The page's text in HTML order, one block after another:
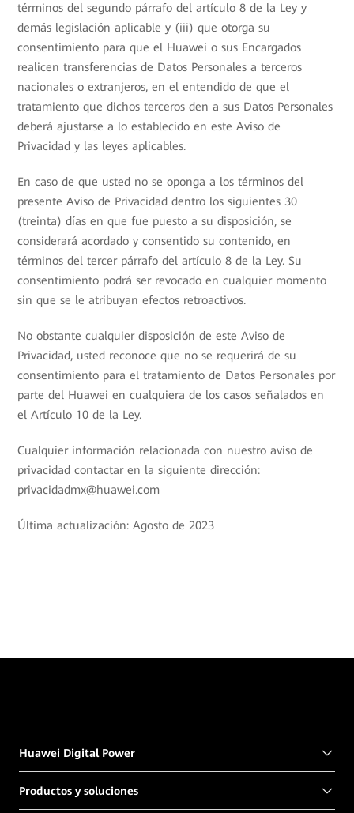
términos del segundo párrafo del artículo 8 de la Ley y
demás legislación aplicable y (iii) que otorga su
consentimiento para que el Huawei o sus Encargados
realicen transferencias de Datos Personales a terceros
nacionales o extranjeros, en el entendido de que el
tratamiento que dichos terceros den a sus Datos Personales
deberá ajustarse a lo establecido en este Aviso de
Privacidad y las leyes aplicables.
En caso de que usted no se oponga a los términos del
presente Aviso de Privacidad dentro los siguientes 30
(treinta) días en que fue puesto a su disposición, se
considerará acordado y consentido su contenido, en
términos del tercer párrafo del artículo 8 de la Ley. Su
consentimiento podrá ser revocado en cualquier momento
sin que se le atribuyan efectos retroactivos.
No obstante cualquier disposición de este Aviso de
Privacidad, usted reconoce que no se requerirá de su
consentimiento para el tratamiento de Datos Personales por
parte del Huawei en cualquiera de los casos señalados en
el Artículo 10 de la Ley.
Cualquier información relacionada con nuestro aviso de
privacidad contactar en la siguiente dirección:
privacidadmx@huawei.com
Última actualización: Agosto de 2023
Huawei Digital Power
Productos y soluciones